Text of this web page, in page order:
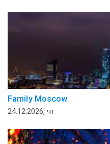
Family Moscow
24.12.2026, чт